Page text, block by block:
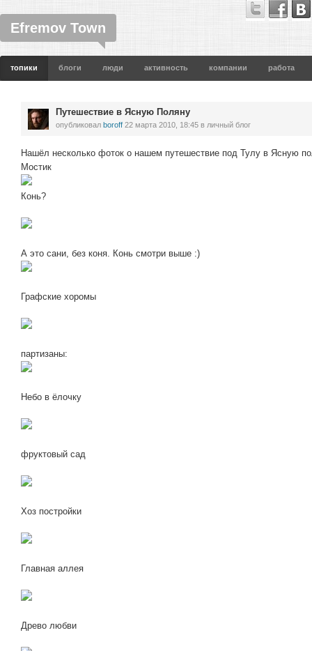
Efremov Town
топики блоги люди активность компании работа
Путешествие в Ясную Поляну
опубликовал boroff 22 марта 2010, 18:45 в личный блог
Нашёл несколько фоток о нашем путешествие под Тулу в Ясную
Мостик
Конь?
А это сани, без коня. Конь смотри выше :)
Графские хоромы
партизаны:
Небо в ёлочку
фруктовый сад
Хоз постройки
Главная аллея
Древо любви